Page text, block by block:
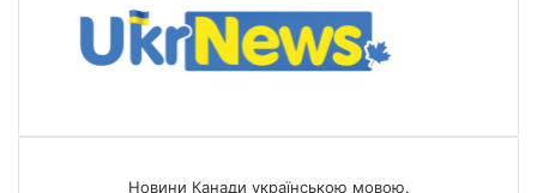
Новини Канади українською мовою.